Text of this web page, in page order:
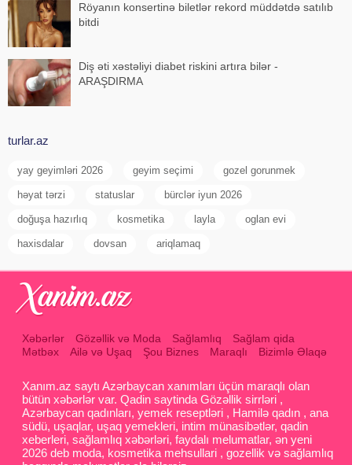
Röyanın konsertinə biletlər rekord müddətdə satılıb
bitdi
Diş əti xəstəliyi diabet riskini artıra bilər -
ARAŞDIRMA
turlar.az
yay geyimləri 2026 geyim seçimi gozel gorunmek
həyat tərzi statuslar bürclər iyun 2026
doğuşa hazırlıq kosmetika layla oglan evi
haxisdalar dovsan ariqlamaq
Xəbərlər Gözəllik və Moda Sağlamlıq
Sağlam qida
Mətbəx
Ailə və Uşaq Şou Biznes Maraqlı Bizimlə Əlaqə
Xanım.az saytı Azərbaycan xanımları üçün maraqlı olan
bütün xəbərlər var. Qadin saytinda Gözəllik sirrləri ,
Azərbaycan qadınları, yemek reseptləri , Hamilə qadın , ana
südü, uşaqlar, uşaq yemekleri, intim münasibətlər, qadin
xeberleri, sağlamlıq xəbərləri, faydalı melumatlar, ən yeni
2026 deb moda, kosmetika mehsullari , gozellik və sağlamlıq